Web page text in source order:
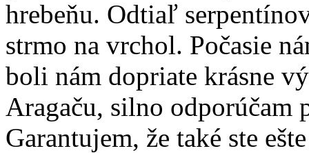
hrebeňu. Odtiaľ
strmo na vrchol. Počasie
boli nám dopriate krásne
Aragaču, silno odporúčam
Garantujem, že také ste